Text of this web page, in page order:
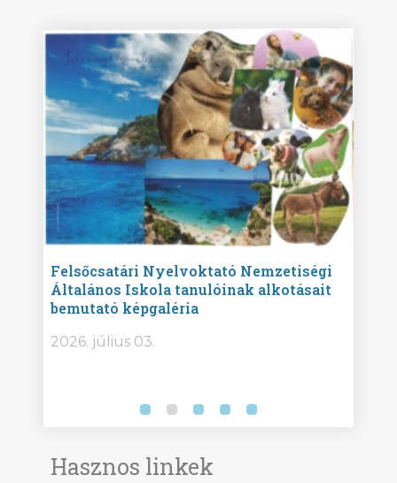
Felsőcsatári Nyelvoktató Nemzetiségi
Általános Iskola tanulóinak alkotásait
bemutató képgaléria
2026. július 03.
Hasznos linkek